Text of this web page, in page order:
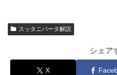
スッタニパータ解説
シェア
X